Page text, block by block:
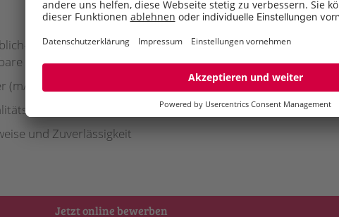
technische Ausbildung als Metallbauer (m/w/d), Mechaniker
Berufsausbildung wünschenswert
(m/w/d) für MAG
und Zuverlässigkeit
Jetzt online bewerben